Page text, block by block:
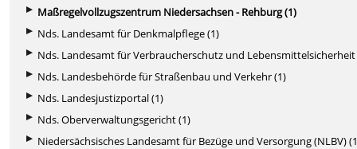
Maßregelvollzugszentrum Niedersachsen - Rehburg (1)
Nds. Landesamt für Denkmalpflege (1)
Nds. Landesamt für Verbraucherschutz und Lebensmittelsicherheit
Nds. Landesbehörde für Straßenbau und Verkehr (1)
Nds. Landesjustizportal (1)
Nds. Oberverwaltungsgericht (1)
Niedersächsisches Landesamt für Bezüge und Versorgung (NLBV)